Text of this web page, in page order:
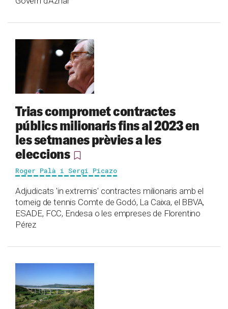
Trias compromet contractes
públics milionaris fins al 2023 en
les setmanes prèvies a les
eleccions
Roger Palà i Sergi Picazo
Adjudicats 'in extremis' contractes milionaris amb el
torneig de tennis Comte de Godó, La Caixa, el BBVA,
ESADE, FCC, Endesa o les empreses de Florentino
Pérez